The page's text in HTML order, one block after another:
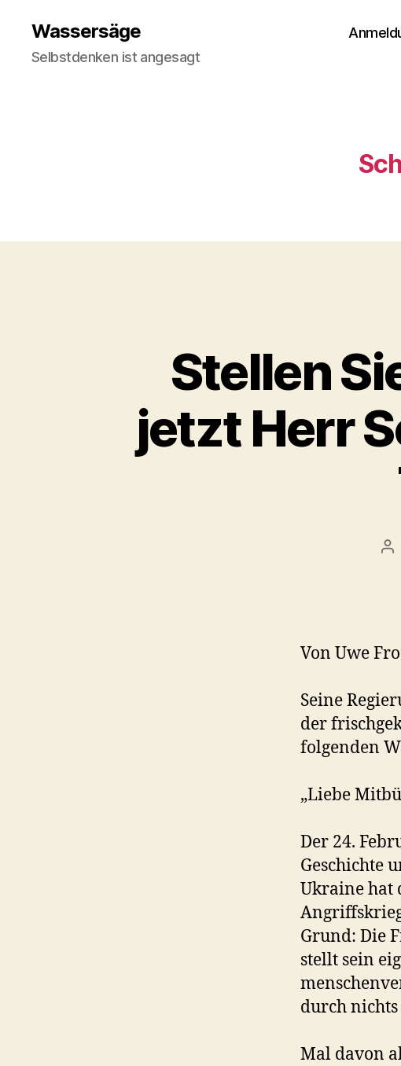
Wassersäge
Selbstdenken ist angesagt
Stellen
jetzt Herr
Von Uwe
Seine
der
folgenden
„Liebe
Der 24.
Geschichte
Ukraine hat
Grund: Die
stellt sein
durch
Mal davon